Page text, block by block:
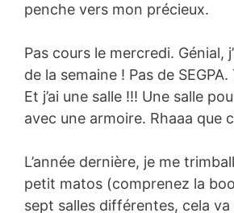
penche vers mon précieux.
Pas cours le mercredi. Génial,
de la semaine ! Pas de
Et j’ai une salle !!! Une salle
avec une armoire. Rhaaa que
L’année dernière, je me
petit matos (comprenez la
sept salles différentes, cela va